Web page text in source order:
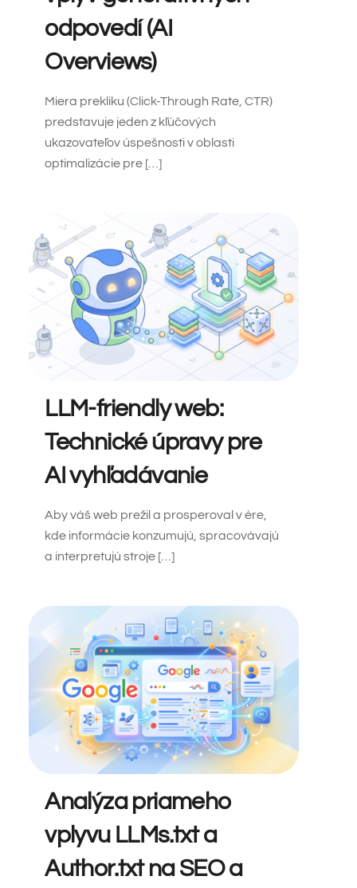
odpovedí (AI
Overviews)
Miera prekliku (Click-Through Rate, CTR)
predstavuje jeden z kľúčových
ukazovateľov úspešnosti v oblasti
optimalizácie pre […]
LLM-friendly web:
Technické úpravy pre
AI vyhľadávanie
Aby váš web prežil a prosperoval v ére,
kde informácie konzumujú, spracovávajú
a interpretujú stroje […]
Analýza priameho
vplyvu LLMs.txt a
Author.txt na SEO a